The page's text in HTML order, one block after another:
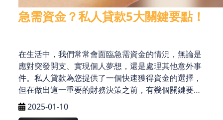
急需資金？私人貸款5大關鍵要點！
在生活中，我們常常會面臨急需資金的情況，無論是
應對突發開支、實現個人夢想，還是處理其他意外事
件。私人貸款為您提供了一個快速獲得資金的選擇，
但在做出這一重要的財務決策之前，有幾個關鍵要點
需要注意。以下是香港私人貸款的五大要點，幫助您
做出明智的選擇。
2025-01-10